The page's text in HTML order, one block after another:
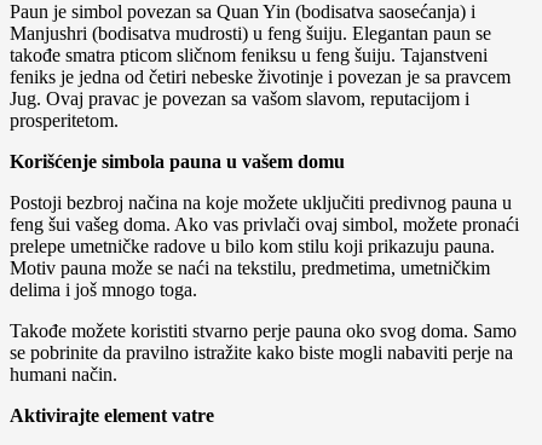
Paun je simbol povezan sa Quan Yin (bodisatva saosećanja) i
Manjushri (bodisatva mudrosti) u feng šuiju. Elegantan paun se
takođe smatra pticom sličnom feniksu u feng šuiju. Tajanstveni
feniks je jedna od četiri nebeske životinje i povezan je sa pravcem
Jug. Ovaj pravac je povezan sa vašom slavom, reputacijom i
prosperitetom.
Korišćenje simbola pauna u vašem domu
Postoji bezbroj načina na koje možete uključiti predivnog pauna u
feng šui vašeg doma. Ako vas privlači ovaj simbol, možete pronaći
prelepe umetničke radove u bilo kom stilu koji prikazuju pauna.
Motiv pauna može se naći na tekstilu, predmetima, umetničkim
delima i još mnogo toga.
Takođe možete koristiti stvarno perje pauna oko svog doma. Samo
se pobrinite da pravilno istražite kako biste mogli nabaviti perje na
humani način.
Aktivirajte element vatre